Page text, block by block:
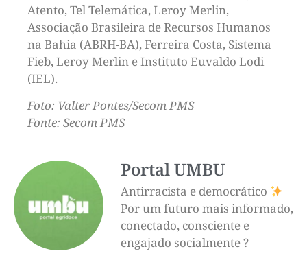
Atento, Tel Telemática, Leroy Merlin,
Associação Brasileira de Recursos Humanos
na Bahia (ABRH-BA), Ferreira Costa, Sistema
Fieb, Leroy Merlin e Instituto Euvaldo Lodi
(IEL).
Foto: Valter Pontes/Secom PMS
Fonte: Secom PMS
Portal UMBU
Antirracista e democrático
Por um futuro mais informado,
conectado, consciente e
engajado socialmente ?